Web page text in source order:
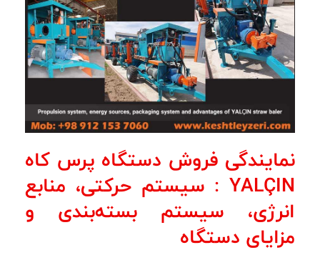
نمایندگی فروش دستگاه پرس کاه
YALÇIN : سیستم حرکتی، منابع
انرژی، سیستم بسته‌بندی و
مزایای دستگاه